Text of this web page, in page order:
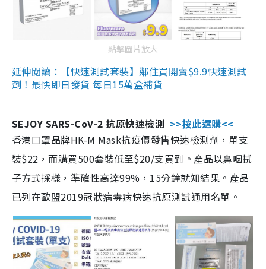
點擊圖片放大
延伸閱讀：【快速測試套裝】鄰住買開賣$9.9快速測試
劑！最快即日發貨 每日15萬盒補貨
SEJOY SARS-CoV-2 抗原快速檢測 >>按此選購<<
香港口罩品牌HK-M Mask抗疫價發售快速檢測劑，單支
裝$22，而購買500套裝低至$20/支買到。產品以鼻咽拭
子方式採樣，準確性高達99%，15分鐘就知結果。產品
已列在歐盟2019冠狀病毒病快速抗原測試通用名單。